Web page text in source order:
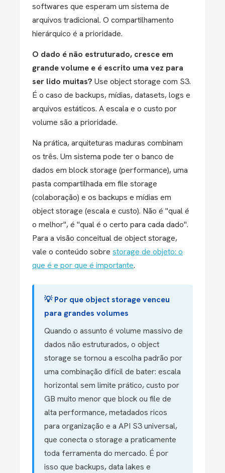
softwares que esperam um sistema de
arquivos tradicional. O compartilhamento
hierárquico é a prioridade.
O dado é não estruturado, cresce em
grande volume e é escrito uma vez para
ser lido muitas? Use object storage com S3.
É o caso de backups, mídias, datasets, logs e
arquivos estáticos. A escala e o custo por
volume são a prioridade.
Na prática, arquiteturas maduras combinam
os três. Um sistema pode ter o banco de
dados em block storage (performance), uma
pasta compartilhada em file storage
(colaboração) e os backups e mídias em
object storage (escala e custo). Não é "qual é
o melhor", é "qual é o certo para cada dado".
Para a visão conceitual de object storage,
vale o conteúdo sobre storage de objeto: o
que é e por que é importante.
💡 Por que object storage venceu
para grandes volumes
Quando o assunto é volume massivo de
dados não estruturados, o object
storage se tornou a escolha padrão por
uma combinação difícil de bater: escala
horizontal sem limite prático, custo por
GB muito menor que block ou file de
alta performance, metadados ricos
para organização e a API S3 universal,
que conecta o storage a praticamente
toda ferramenta do mercado. É por
isso que backups, data lakes e